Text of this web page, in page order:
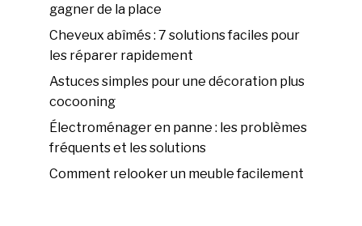
gagner de la place
Cheveux abîmés : 7 solutions faciles pour
les réparer rapidement
Astuces simples pour une décoration plus
cocooning
Électroménager en panne : les problèmes
fréquents et les solutions
Comment relooker un meuble facilement